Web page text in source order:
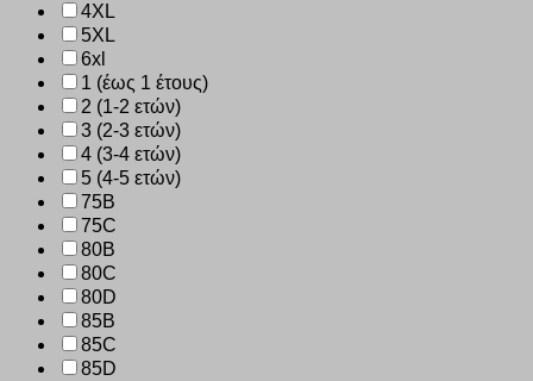
4XL
5XL
6xl
1 (έως 1 έτους)
2 (1-2 ετών)
3 (2-3 ετών)
4 (3-4 ετών)
5 (4-5 ετών)
75B
75C
80B
80C
80D
85B
85C
85D